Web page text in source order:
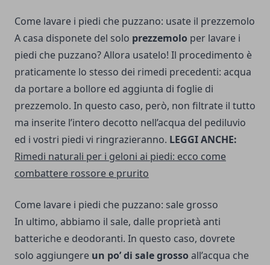
Come lavare i piedi che puzzano: usate il prezzemolo
A casa disponete del solo prezzemolo per lavare i
piedi che puzzano? Allora usatelo! Il procedimento è
praticamente lo stesso dei rimedi precedenti: acqua
da portare a bollore ed aggiunta di foglie di
prezzemolo. In questo caso, però, non filtrate il tutto
ma inserite l’intero decotto nell’acqua del pediluvio
ed i vostri piedi vi ringrazieranno. LEGGI ANCHE:
Rimedi naturali per i geloni ai piedi: ecco come
combattere rossore e prurito
Come lavare i piedi che puzzano: sale grosso
In ultimo, abbiamo il sale, dalle proprietà anti
batteriche e deodoranti. In questo caso, dovrete
solo aggiungere un po’ di sale grosso all’acqua che